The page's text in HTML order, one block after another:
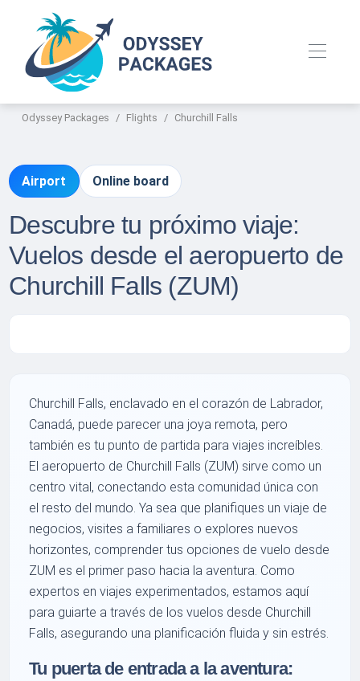
Odyssey Packages Flights Churchill Falls
Airport Online board
Descubre tu próximo viaje:
Vuelos desde el aeropuerto de
Churchill Falls (ZUM)
Churchill Falls, enclavado en el corazón de Labrador,
Canadá, puede parecer una joya remota, pero
también es tu punto de partida para viajes increíbles.
El aeropuerto de Churchill Falls (ZUM) sirve como un
centro vital, conectando esta comunidad única con
el resto del mundo. Ya sea que planifiques un viaje de
negocios, visites a familiares o explores nuevos
horizontes, comprender tus opciones de vuelo desde
ZUM es el primer paso hacia la aventura. Como
expertos en viajes experimentados, estamos aquí
para guiarte a través de los vuelos desde Churchill
Falls, asegurando una planificación fluida y sin estrés.
Tu puerta de entrada a la aventura: